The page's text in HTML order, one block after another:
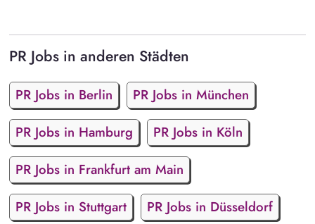
PR Jobs in anderen Städten
PR Jobs in Berlin
PR Jobs in München
PR Jobs in Hamburg
PR Jobs in Köln
PR Jobs in Frankfurt am Main
PR Jobs in Stuttgart
PR Jobs in Düsseldorf